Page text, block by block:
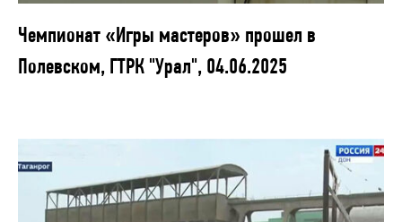
Чемпионат «Игры мастеров» прошел в
Полевском, ГТРК "Урал", 04.06.2025